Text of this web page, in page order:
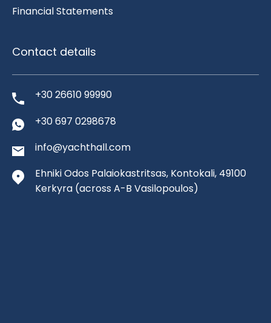
Financial Statements
Contact details
+30 26610 99990
+30 697 0298678
info@yachthall.com
Ehniki Odos Palaiokastritsas, Kontokali, 49100
Kerkyra (across A-B Vasilopoulos)